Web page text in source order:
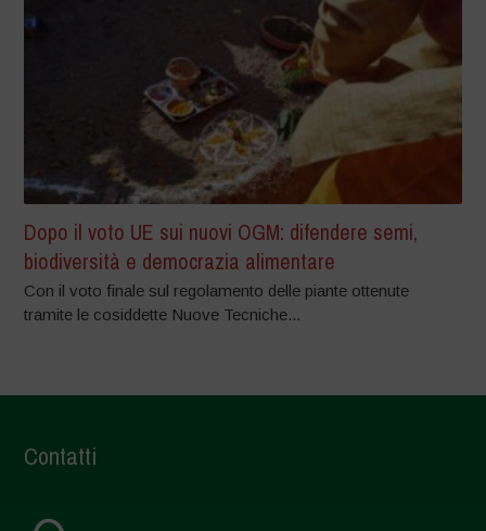
Dopo il voto UE sui nuovi OGM: difendere semi,
biodiversità e democrazia alimentare
Con il voto finale sul regolamento delle piante ottenute
tramite le cosiddette Nuove Tecniche...
Contatti